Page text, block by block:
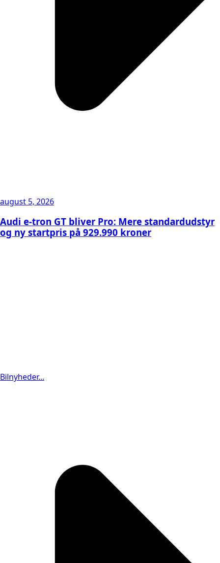
august 5, 2026
Audi e-tron GT bliver Pro: Mere standardudstyr
og ny startpris på 929.990 kroner
Bilnyheder...